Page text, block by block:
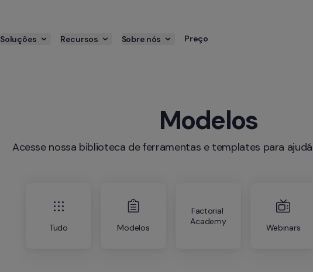
Soluções Recursos Sobre nós Preço
Modelos
Acesse nossa biblioteca de ferramentas e templates para
Tudo Modelos
Factorial
Academy
Webinars